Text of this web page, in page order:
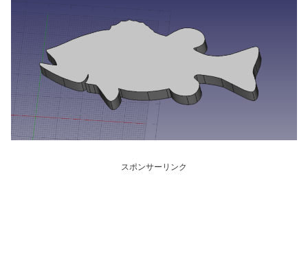
スポンサーリンク